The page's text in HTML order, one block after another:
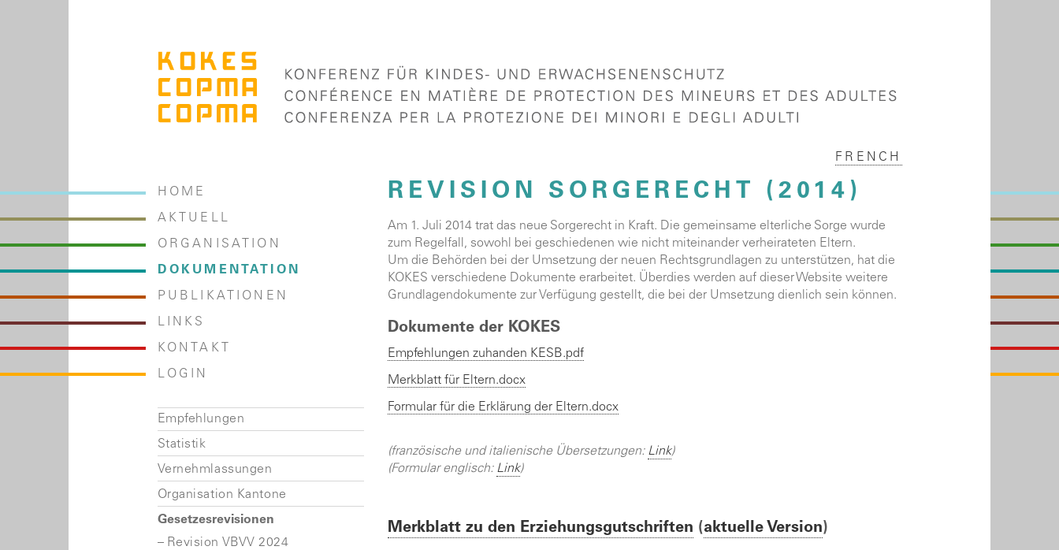
FRENCH
HOME
AKTUELL
ORGANISATION
DOKUMENTATION
PUBLIKATIONEN
LINKS
KONTAKT
LOGIN
Empfehlungen
Statistik
Vernehmlassungen
Organisation Kantone
Gesetzesrevisionen
Revision VBVV 2024
REVISION SORGERECHT (2014)
Am 1. Juli 2014 trat das neue Sorgerecht in Kraft. Die gemeinsame elterliche Sorge wurde
zum Regelfall, sowohl bei geschiedenen wie nicht miteinander verheirateten Eltern.
Um die Behörden bei der Umsetzung der neuen Rechtsgrundlagen zu unterstützen, hat die
KOKES verschiedene Dokumente erarbeitet. Überdies werden auf dieser Website weitere
Grundlagendokumente zur Verfügung gestellt, die bei der Umsetzung dienlich sein können.
Dokumente der KOKES
Empfehlungen zuhanden KESB.pdf
Merkblatt für Eltern.docx
Formular für die Erklärung der Eltern.docx
(französische und italienische Übersetzungen: Link)
(Formular englisch: Link)
Merkblatt zu den Erziehungsgutschriften (aktuelle Version)